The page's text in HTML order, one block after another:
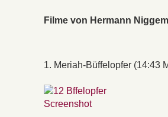
Filme von Hermann
1. Meriah-Büffelopfer (14:43